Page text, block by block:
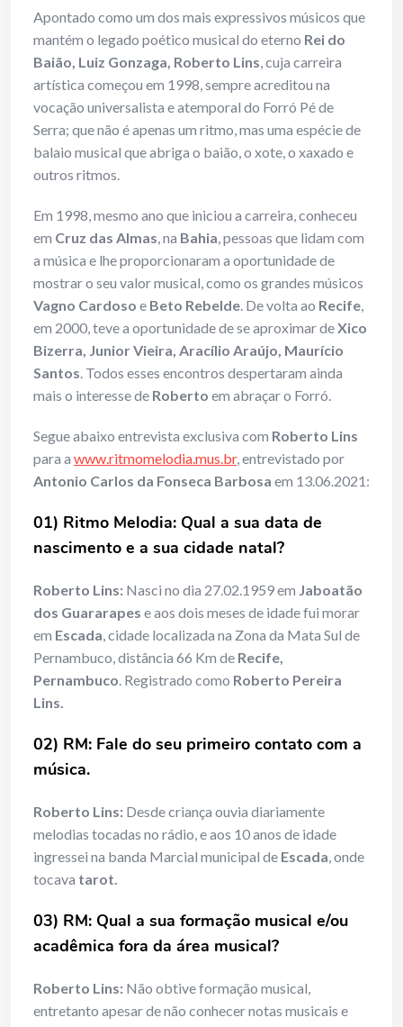
Apontado como um dos mais expressivos músicos que
mantém o legado poético musical do eterno Rei do
Baião, Luiz Gonzaga, Roberto Lins, cuja carreira
artística começou em 1998, sempre acreditou na
vocação universalista e atemporal do Forró Pé de
Serra; que não é apenas um ritmo, mas uma espécie de
balaio musical que abriga o baião, o xote, o xaxado e
outros ritmos.
Em 1998, mesmo ano que iniciou a carreira, conheceu
em Cruz das Almas, na Bahia, pessoas que lidam com
a música e lhe proporcionaram a oportunidade de
mostrar o seu valor musical, como os grandes músicos
Vagno Cardoso e Beto Rebelde. De volta ao Recife,
em 2000, teve a oportunidade de se aproximar deXico
Bizerra, Junior Vieira, Aracílio Araújo, Maurício
Santos. Todos esses encontros despertaram ainda
mais o interesse de Roberto em abraçar o Forró.
Segue abaixo entrevista exclusiva com Roberto Lins
para a www.ritmomelodia.mus.br, entrevistado por
Antonio Carlos da Fonseca Barbosa em 13.06.2021:
01) Ritmo Melodia: Qual a sua data de
nascimento e a sua cidade natal?
Roberto Lins: Nasci no dia 27.02.1959 em Jaboatão
dos Guararapes e aos dois meses de idade fui morar
em Escada, cidade localizada na Zona da Mata Sul de
Pernambuco, distância 66 Km de Recife,
Pernambuco. Registrado como Roberto Pereira
Lins.
02) RM: Fale do seu primeiro contato com a
música.
Roberto Lins: Desde criança ouvia diariamente
melodias tocadas no rádio, e aos 10 anos de idade
ingressei na banda Marcial municipal de Escada, onde
tocava tarot.
03) RM: Qual a sua formação musical e/ou
acadêmica fora da área musical?
Roberto Lins: Não obtive formação musical,
entretanto apesar de não conhecer notas musicais e